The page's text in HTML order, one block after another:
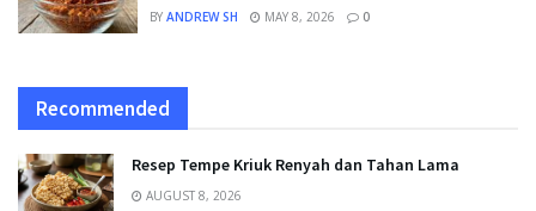
BY ANDREW SH MAY 8, 2026 0
Recommended
Resep Tempe Kriuk Renyah dan Tahan Lama
AUGUST 8, 2026